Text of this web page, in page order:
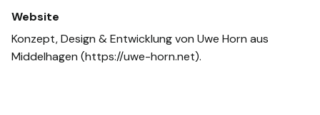
Website
Konzept, Design & Entwicklung von Uwe Horn aus
Middelhagen (https://uwe-horn.net).